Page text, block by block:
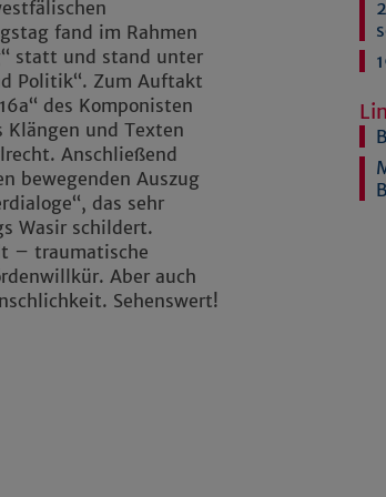
fand im Rahmen
statt und stand unter
Politik“. Zum Auftakt
des Komponisten
Klängen und Texten
Anschließend
bewegenden Auszug
das sehr
Wasir schildert.
– traumatische
Aber auch
Sehenswert!